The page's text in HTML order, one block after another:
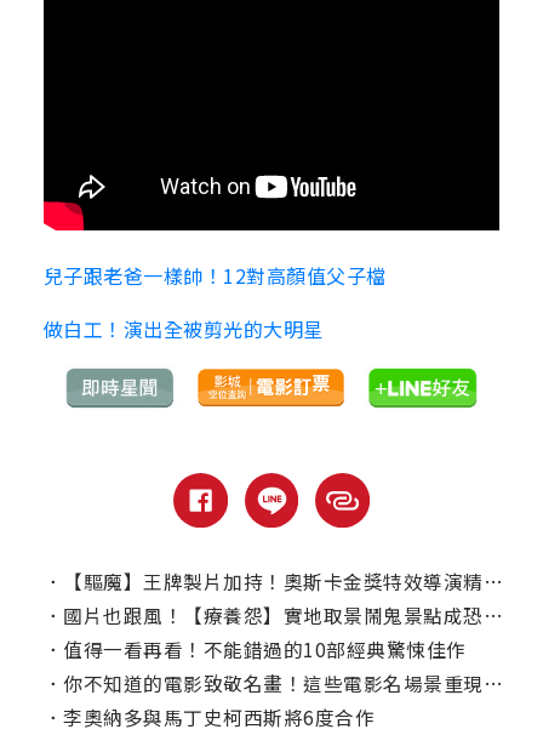
兒子跟老爸一樣帥！12對高顏值父子檔
做白工！演出全被剪光的大明星
．
【驅魔】王牌製片加持！奧斯卡金獎特效導演精心打造【療養怨】
． 國片也跟風！【療養怨】實地取景鬧鬼景點成恐怖片熱潮！
． 值得一看再看！不能錯過的10部經典驚悚佳作
． 你不知道的電影致敬名畫！這些電影名場景重現經典藝術作品
． 李奧納多與馬丁史柯西斯將6度合作